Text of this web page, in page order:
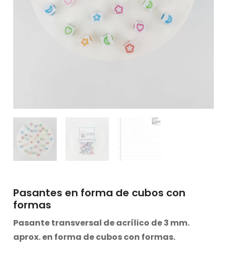
Pasantes en forma de cubos con
formas
Pasante transversal de acrílico de 3 mm.
aprox. en forma de cubos con formas.